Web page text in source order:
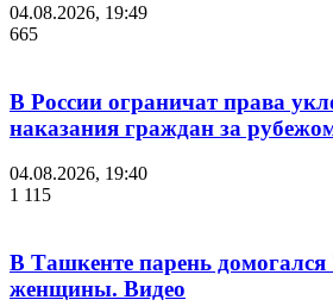
04.08.2026, 19:49
665
В России ограничат права
наказания граждан за
04.08.2026, 19:40
1 115
В Ташкенте парень домогался
женщины. Видео